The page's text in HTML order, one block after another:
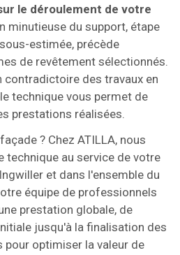
le déroulement de votre
minutieuse du support, étape
estimée, précède
de revêtement sélectionnés.
contradictoire des travaux en
technique vous permet de
prestations réalisées.
? Chez ATILLA, nous
technique au service de votre
et dans l'ensemble du
équipe de professionnels
prestation globale, de
jusqu'à la finalisation des
pour optimiser la valeur de